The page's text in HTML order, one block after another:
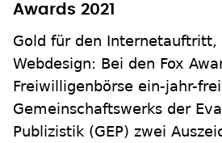
Awards 2021
Gold für den Internetauftritt,
Webdesign: Bei den Fox
Freiwilligenbörse ein-jahr-
Gemeinschaftswerks der
Publizistik (GEP) zwei